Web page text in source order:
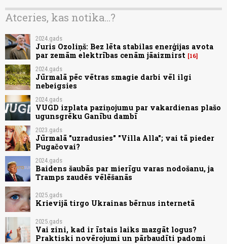
Atceries, kas notika...?
2024.gads
Juris Ozoliņš: Bez lēta stabilas enerģijas avota
par zemām elektrības cenām jāaizmirst
16
2024.gads
Jūrmalā pēc vētras smagie darbi vēl ilgi
nebeigsies
2024.gads
VUGD izplata paziņojumu par vakardienas plašo
ugunsgrēku Ganību dambī
2023.gads
Jūrmalā "uzradusies" "Villa Alla"; vai tā pieder
Pugačovai?
2024.gads
Baidens šaubās par mierīgu varas nodošanu, ja
Tramps zaudēs vēlēšanās
2025.gads
Krievijā tirgo Ukrainas bērnus internetā
2025.gads
Vai zini, kad ir īstais laiks mazgāt logus?
Praktiski novērojumi un pārbaudīti padomi